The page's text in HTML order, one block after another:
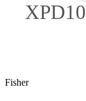
XPD10
Fisher